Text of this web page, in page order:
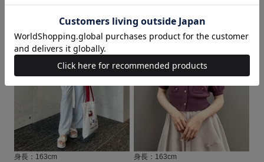
身長：163cm
身長：163cm